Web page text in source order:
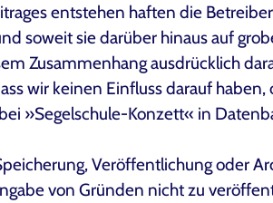
entstehen haften die
soweit sie darüber hinaus auf
Zusammenhang ausdrücklich
wir keinen Einfluss darauf
»Segelschule-Konzett« in
Veröffentlichung oder
von Gründen nicht zu